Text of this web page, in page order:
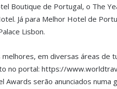
Boutique de Portugal, o The
Já para Melhor Hotel de
Lisbon.
em diversas áreas de
no portal: https://
Awards serão anunciados